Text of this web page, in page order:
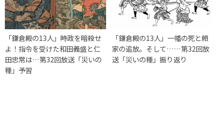
「鎌倉殿の13人」時政を暗殺せ
よ！指令を受けた和田義盛と仁
田忠常は…第32回放送「災いの
種」予習
「鎌倉殿の13人」一幡の死と頼
家の追放。そして……第32回放
送「災いの種」振り返り